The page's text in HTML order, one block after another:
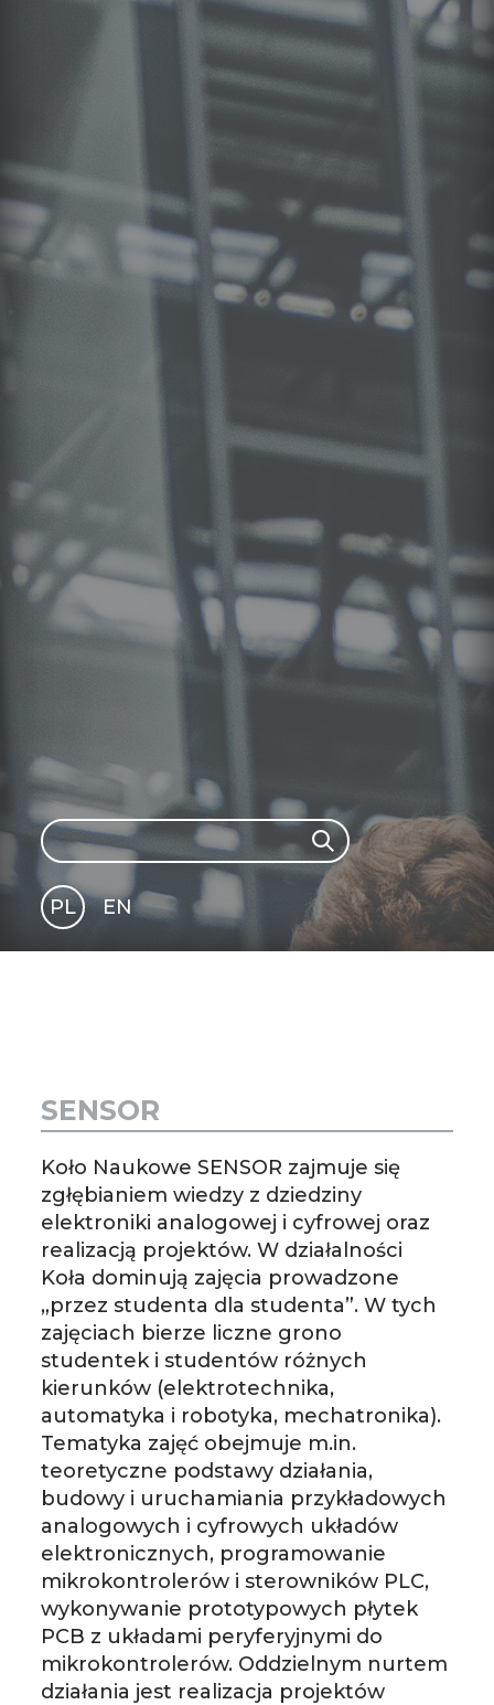
Search Search
PL
EN
SENSOR
Koło Naukowe SENSOR zajmuje się
zgłębianiem wiedzy z dziedziny
elektroniki analogowej i cyfrowej oraz
realizacją projektów. W działalności
Koła dominują zajęcia prowadzone
„przez studenta dla studenta”. W tych
zajęciach bierze liczne grono
studentek i studentów różnych
kierunków (elektrotechnika,
automatyka i robotyka, mechatronika).
Tematyka zajęć obejmuje m.in.
teoretyczne podstawy działania,
budowy i uruchamiania przykładowych
analogowych i cyfrowych układów
elektronicznych, programowanie
mikrokontrolerów i sterowników PLC,
wykonywanie prototypowych płytek
PCB z układami peryferyjnymi do
mikrokontrolerów. Oddzielnym nurtem
działania jest realizacja projektów